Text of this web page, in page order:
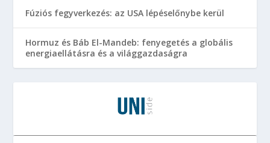
Fúziós fegyverkezés: az USA lépéselőnybe kerül
Hormuz és Báb El-Mandeb: fenyegetés a globális
energiaellátásra és a világgazdaságra